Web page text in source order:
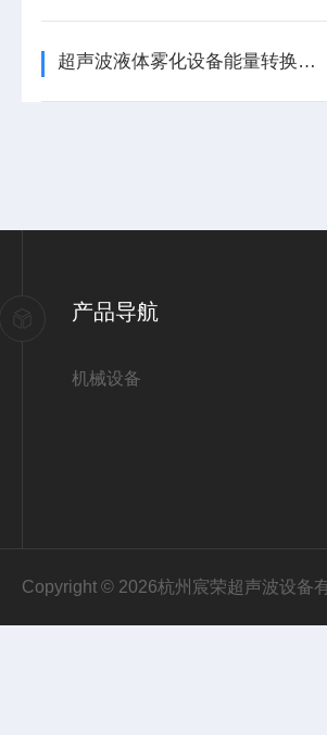
超声波液体雾化设备能量转换机制 涂料分散喷涂工艺适配详解
产品导航
机械设备
Copyright © 2026杭州宸荣超声波设备